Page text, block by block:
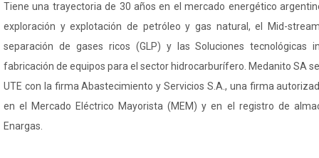
Tiene una trayectoria de 30 años en el mercado energético
exploración y explotación de petróleo y gas natural, el Mid-
separación de gases ricos (GLP) y las Soluciones tecnológicas
fabricación de equipos para el sector hidrocarburífero. Medanito SA
UTE con la firma Abastecimiento y Servicios S.A., una firma
en el Mercado Eléctrico Mayorista (MEM) y en el registro de
Enargas.